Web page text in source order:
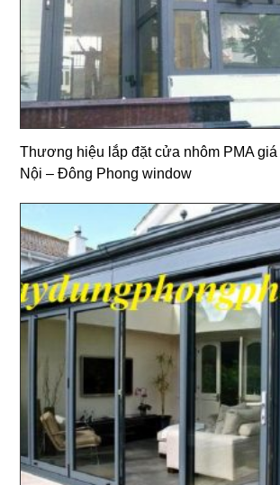
Thương hiệu lắp đặt cửa nhôm PMA giá
Nội – Đông Phong window